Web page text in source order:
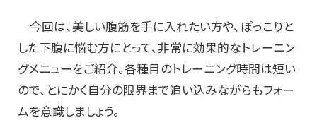
今回は、美しい腹筋を手に入れたい方や、ぽっこりと
した下腹に悩む方にとって、非常に効果的なトレーニン
グメニューをご紹介。各種目のトレーニング時間は短い
ので、とにかく自分の限界まで追い込みながらもフォー
ムを意識しましょう。